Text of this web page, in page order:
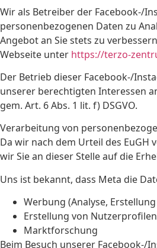
Wir als Betreiber der Facebook-/
personenbezogenen Daten zu
Angebot an Sie stets zu
Webseite unter https://terzo-
Der Betrieb dieser Facebook-/
unserer berechtigten Interessen
gem. Art. 6 Abs. 1 lit. f) DSGVO.
Verarbeitung von
Da wir nach dem Urteil des
wir Sie an dieser Stelle auf die
Uns ist bekannt, dass Meta die
Werbung (Analyse,
Erstellung von Nutzerprofilen
Marktforschung
Beim Besuch unserer